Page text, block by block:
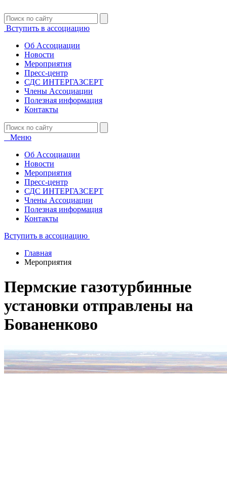
Вступить в ассоциацию
Об Ассоциации
Новости
Мероприятия
Пресс-центр
СДС ИНТЕРГАЗСЕРТ
Члены Ассоциации
Полезная информация
Контакты
Меню
Об Ассоциации
Новости
Мероприятия
Пресс-центр
СДС ИНТЕРГАЗСЕРТ
Члены Ассоциации
Полезная информация
Контакты
Вступить в ассоциацию
Главная
Мероприятия
Пермские газотурбинные
установки отправлены на
Бованенково